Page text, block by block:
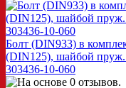
Болт (DIN933) в
(DIN125), шайбой
303436-10-060